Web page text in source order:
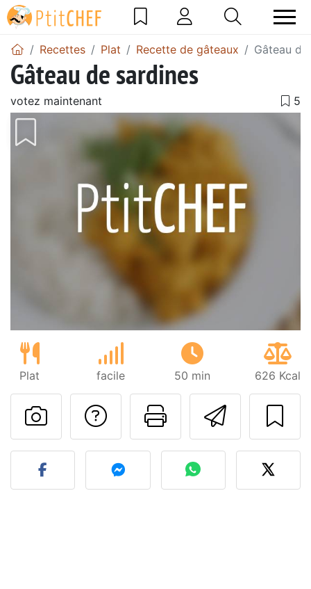
Recettes Plat Recette de gâteaux Gâteau
Gâteau de sardines
votez maintenant
Plat facile 50 min 626 Kcal
Imprimer
Poser une
Publier votre photo de